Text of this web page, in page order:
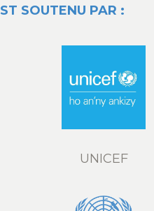
SOUTENU PAR :
UNICEF